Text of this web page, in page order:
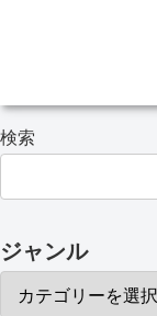
検索
ジャンル